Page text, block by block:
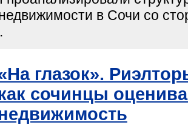
в Сочи со
глазок».
сочинцы